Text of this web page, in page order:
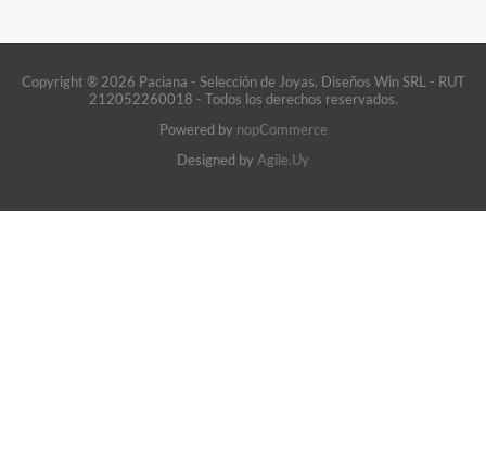
Copyright ® 2026 Paciana - Selección de Joyas. Diseños Win SRL - RUT
212052260018 - Todos los derechos reservados.
Powered by nopCommerce
Designed byAgile.Uy